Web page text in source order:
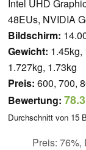
Intel UHD
48EUs, NVIDIA
Bildschirm:
Gewicht: 1.45kg,
1.727kg, 1.73kg
Preis: 600, 700,
Bewertung:
Durchschnitt von 15
Preis: 76%,